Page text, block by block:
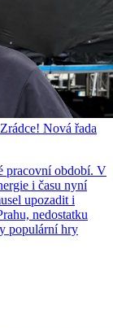
Nová řada
pracovní období. V
i času nyní
upozadit i
nedostatku
populární hry